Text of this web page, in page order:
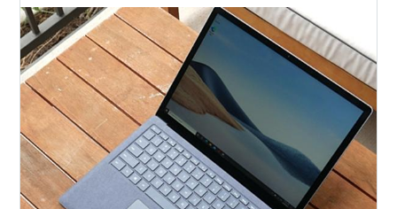
く、小学校の教員免許も欲しい人。理系の大学を卒業し
たが、文系の知識を得ようとして再び入学する人。家庭
的な都合で、当時現役で大学に入学できなかった人。生
涯学習の一環のために入学する人……など、様々な理由
で入学する人が多く、その年齢層は20代から60代、70
代に及び幅広い。
主に書類選考のみ*1で入学できるところがほとんどであ
るため、入試試験が無いことから世間ではあまり評価し